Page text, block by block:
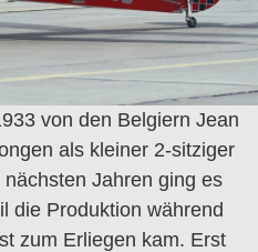
von den Belgiern Jean
als kleiner 2-sitziger
Jahren ging es
die Produktion während
zum Erliegen kam. Erst